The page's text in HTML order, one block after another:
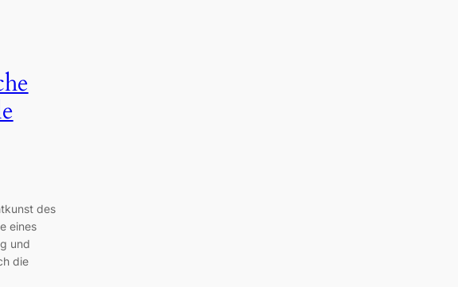
des
eines
und
die